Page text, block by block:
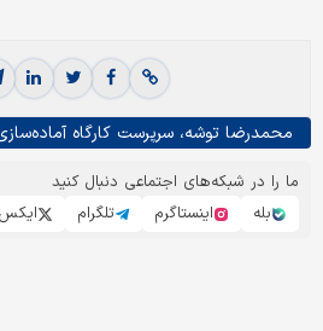
محمدرضا توشه، سرپرست کارگاه
ما را در شبکه‌های اجتماعی دنبال کنید
بله
اینستاگرم تلگرام ایکس